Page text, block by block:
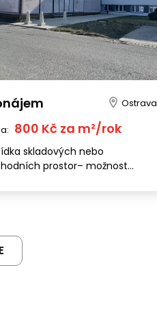
Ostrava
800 Kč za m²/rok
skladových nebo
prostor– možnost